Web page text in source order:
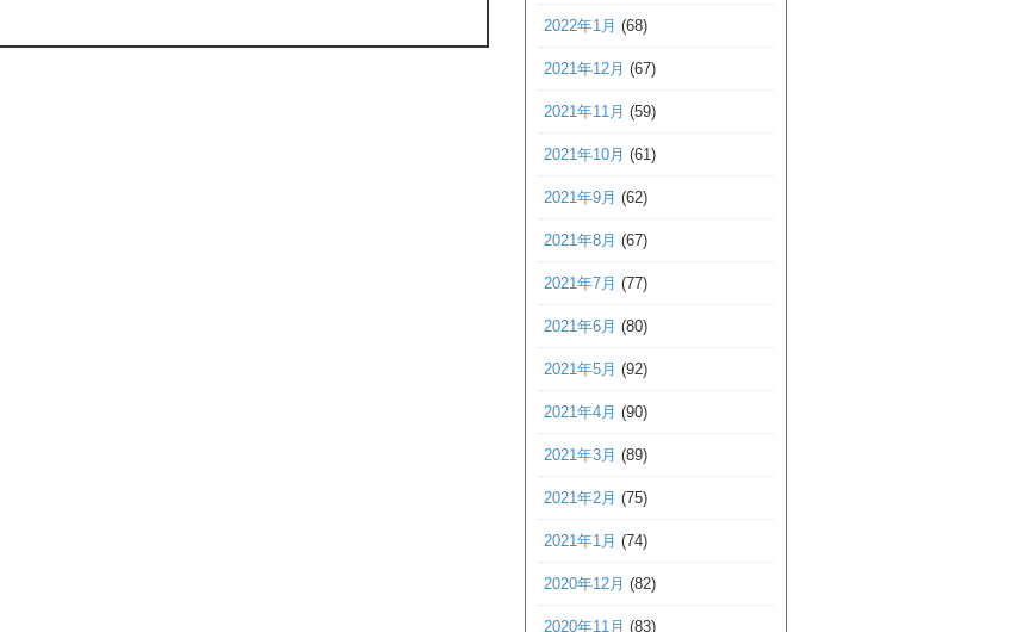
2022年1月 (68)
2021年12月 (67)
2021年11月 (59)
2021年10月 (61)
2021年9月 (62)
2021年8月 (67)
2021年7月 (77)
2021年6月 (80)
2021年5月 (92)
2021年4月 (90)
2021年3月 (89)
2021年2月 (75)
2021年1月 (74)
2020年12月 (82)
2020年11月 (83)